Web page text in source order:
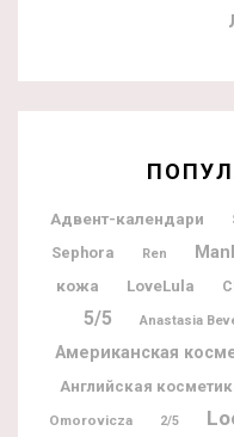
Адвент-календари
Sephora Ren
кожа
LoveLula
5/5 Anastasia
Американская
Английская
Omorovicza 2/5